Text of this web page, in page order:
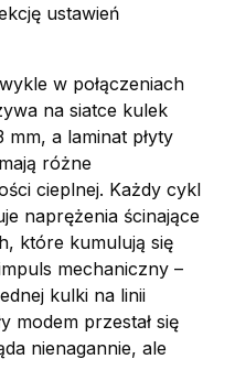
ustawień
w połączeniach
na siatce kulek
a laminat płyty
różne
cieplnej. Każdy cykl
naprężenia ścinające
które kumulują się
mechaniczny –
kulki na linii
modem przestał się
nienagannie, ale